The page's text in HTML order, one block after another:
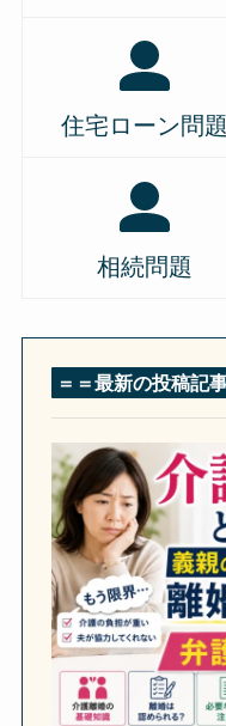
住宅ローン問題
相続問題
＝＝最新の投稿記